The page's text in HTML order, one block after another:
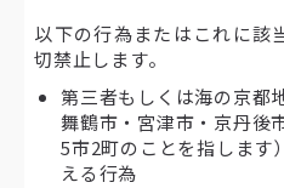
以下の行為またはこれに該
切禁止します。
第三者もしくは海の京都
舞鶴市・宮津市・京丹後
5市2町のことを指します
える行為